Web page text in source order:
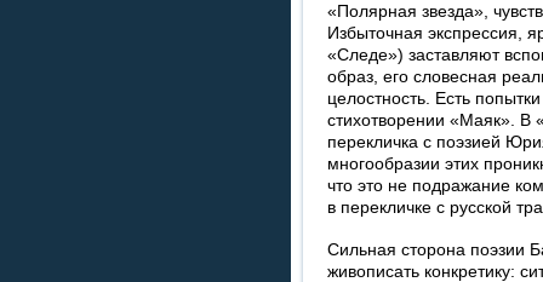
«Полярная звезда»,
Избыточная экспрессия,
«Следе») заставляют
образ, его словесная
целостность. Есть
стихотворении «Маяк». В
перекличка с поэзией
многообразии этих
что это не подражание
в перекличке с русской
Сильная сторона поэзии
живописать конкретику: